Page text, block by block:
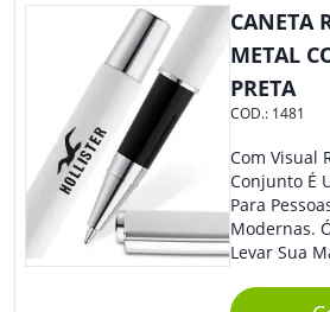
CANETA
METAL
PRETA
COD.: 1481
Com Visual
Conjunto É Um Brinde Ideal
Para
Modernas.
Levar Sua
Sua